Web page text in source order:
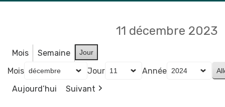
11 décembre 2023
Mois Semaine Jour
Mois Jour
Année
Aujourd’hui
Suivant